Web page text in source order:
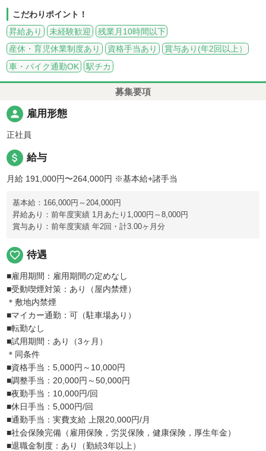
こだわりポイント！
昇給あり
未経験歓迎
残業月10時間以下
産休・育児休業制度あり
資格手当あり
賞与あり(年2回以上）
車・バイク通勤OK
駅チカ
募集要項
person 雇用形態
正社員
attach_money 給与
月給 191,000円〜264,000円 ※基本給+諸手当
基本給：166,000円～204,000円
昇給あり：前年度実績 1月あたり1,000円～8,000円
賞与あり：前年度実績 年2回・計3.00ヶ月分
favorite_border 待遇
■雇用期間：雇用期間の定めなし
■受動喫煙対策：あり（屋内禁煙）
＊敷地内禁煙
■マイカー通勤：可（駐車場あり）
■転勤なし
■試用期間：あり（3ヶ月）
＊同条件
■資格手当：5,000円～10,000円
■調整手当：20,000円～50,000円
■夜勤手当：10,000円/回
■休日手当：5,000円/回
■通勤手当：実費支給 上限20,000円/月
■社会保険完備（雇用保険，労災保険，健康保険，厚生年金）
■退職金制度：あり（勤続3年以上）